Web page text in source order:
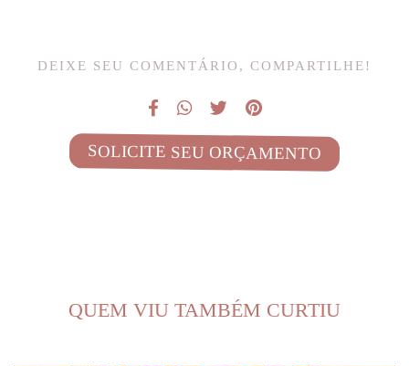
DEIXE SEU COMENTÁRIO, COMPARTILHE!
SOLICITE SEU ORÇAMENTO
QUEM VIU TAMBÉM CURTIU